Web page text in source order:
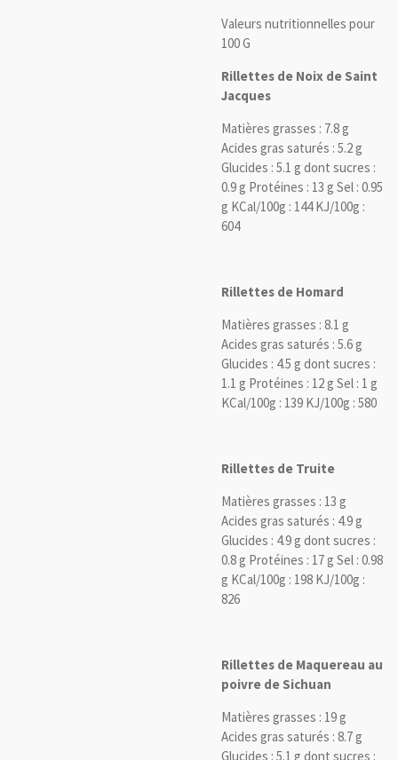
Valeurs nutritionnelles pour
100 G
Rillettes de Noix de Saint
Jacques
Matières grasses : 7.8 g
Acides gras saturés : 5.2 g
Glucides : 5.1 g dont sucres :
0.9 g Protéines : 13 g Sel : 0.95
g KCal/100g : 144 KJ/100g :
604
Rillettes de Homard
Matières grasses : 8.1 g
Acides gras saturés : 5.6 g
Glucides : 4.5 g dont sucres :
1.1 g Protéines : 12 g Sel : 1 g
KCal/100g : 139 KJ/100g : 580
Rillettes de Truite
Matières grasses : 13 g
Acides gras saturés : 4.9 g
Glucides : 4.9 g dont sucres :
0.8 g Protéines : 17 g Sel : 0.98
g KCal/100g : 198 KJ/100g :
826
Rillettes de Maquereau au
poivre de Sichuan
Matières grasses : 19 g
Acides gras saturés : 8.7 g
Glucides : 5.1 g dont sucres :